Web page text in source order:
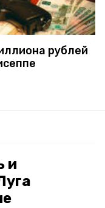
рублей
и